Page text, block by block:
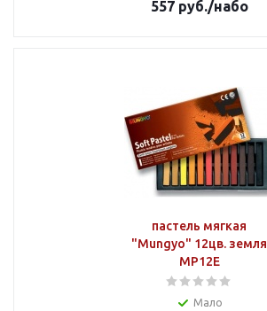
557руб./набо
пастель мягкая
"Mungyo" 12цв. земля
MP12E
Мало